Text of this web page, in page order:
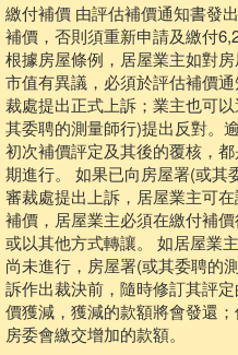
繳付補價 由評估補價通知書發
補價，否則須重新申請及繳付
根據房屋條例，居屋業主如對
市值有異議，必須於評估補價
裁處提出正式上訴；業主也可
其委聘的測量師行)提出反對。
初次補價評定及其後的覆核，
期進行。 如果已向房屋署(或其
審裁處提出上訴，居屋業主可
補價，居屋業主必須在繳付補
或以其他方式轉讓。 如居屋業
尚未進行，房屋署(或其委聘的
訴作出裁決前，隨時修訂其評
價獲減，獲減的款額將會發還
房委會繳交增加的款額。